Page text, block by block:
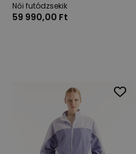
Női futódzsekik
59 990,00 Ft